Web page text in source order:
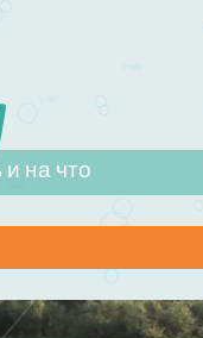
на что